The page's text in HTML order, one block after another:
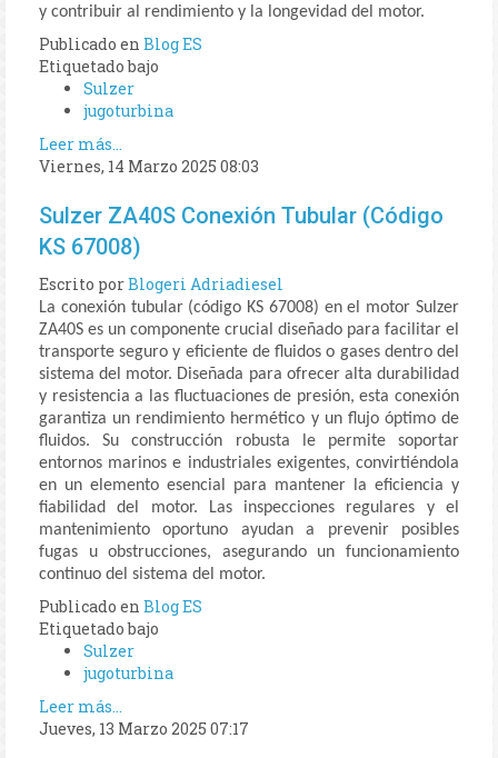
y contribuir al rendimiento y la longevidad del motor.
Publicado en Blog ES
Etiquetado bajo
Sulzer
jugoturbina
Leer más...
Viernes, 14 Marzo 2025 08:03
Sulzer ZA40S Conexión Tubular (Código
KS 67008)
Escrito porBlogeri Adriadiesel
La conexión tubular (código KS 67008) en el motor Sulzer
ZA40S es un componente crucial diseñado para facilitar el
transporte seguro y eficiente de fluidos o gases dentro del
sistema del motor. Diseñada para ofrecer alta durabilidad
y resistencia a las fluctuaciones de presión, esta conexión
garantiza un rendimiento hermético y un flujo óptimo de
fluidos. Su construcción robusta le permite soportar
entornos marinos e industriales exigentes, convirtiéndola
en un elemento esencial para mantener la eficiencia y
fiabilidad del motor. Las inspecciones regulares y el
mantenimiento oportuno ayudan a prevenir posibles
fugas u obstrucciones, asegurando un funcionamiento
continuo del sistema del motor.
Publicado en Blog ES
Etiquetado bajo
Sulzer
jugoturbina
Leer más...
Jueves, 13 Marzo 2025 07:17